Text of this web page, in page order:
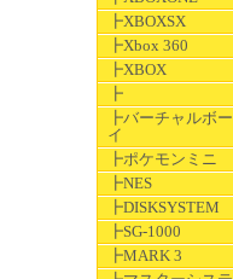
┣XBOXSX
┣Xbox 360
┣XBOX
┣
┣バーチャルボー
イ
┣ポケモンミニ
┣NES
┣DISKSYSTEM
┣SG-1000
┣MARK 3